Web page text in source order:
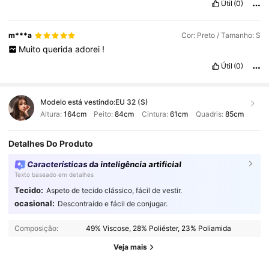
Útil (0)
m***a Cor: Preto / Tamanho: S
Muito querida adorei !
Útil (0)
Modelo está vestindo:EU 32 (S)
Altura: 164cm Peito:84cm Cintura: 61cm Quadris: 85cm
Detalhes Do Produto
Características da inteligência artificial
Texto baseado em detalhes
Tecido: Aspeto de tecido clássico, fácil de vestir.
ocasional: Descontraído e fácil de conjugar.
Composição: 49% Viscose, 28% Poliéster, 23% Poliamida
Veja mais